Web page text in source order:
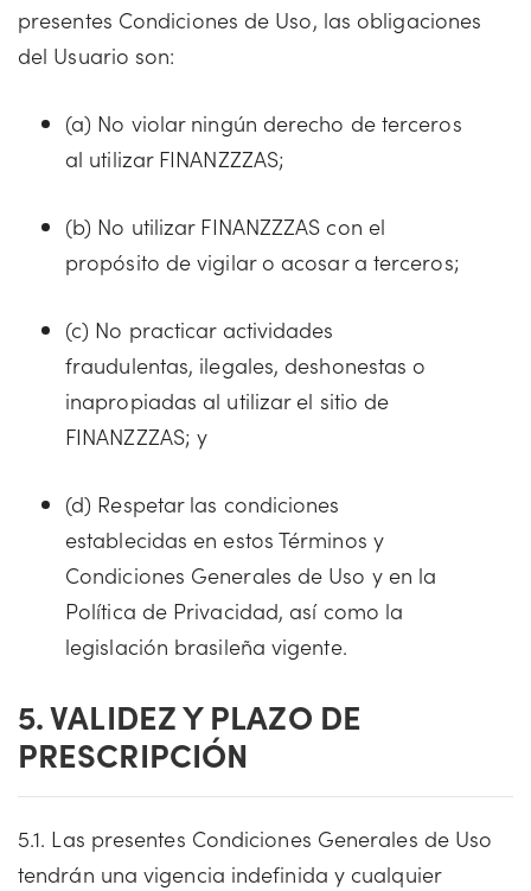
presentes Condiciones de Uso, las obligaciones
del Usuario son:
(a) No violar ningún derecho de terceros
al utilizar FINANZZZAS;
(b) No utilizar FINANZZZAS con el
propósito de vigilar o acosar a terceros;
(c) No practicar actividades
fraudulentas, ilegales, deshonestas o
inapropiadas al utilizar el sitio de
FINANZZZAS; y
(d) Respetar las condiciones
establecidas en estos Términos y
Condiciones Generales de Uso y en la
Política de Privacidad, así como la
legislación brasileña vigente.
5. VALIDEZ Y PLAZO DE
PRESCRIPCIÓN
5.1. Las presentes Condiciones Generales de Uso
tendrán una vigencia indefinida y cualquier